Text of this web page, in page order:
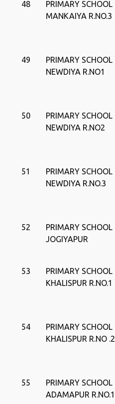
48
PRIMARY SCHOOL
MANKAIYA R.NO.3
49
PRIMARY SCHOOL
NEWDIYA R.NO1
50
PRIMARY SCHOOL
NEWDIYA R.NO2
51
PRIMARY SCHOOL
NEWDIYA R.NO.3
52
PRIMARY SCHOOL
JOGIYAPUR
53
PRIMARY SCHOOL
KHALISPUR R.NO.1
54
PRIMARY SCHOOL
KHALISPUR R.NO .2
55
PRIMARY SCHOOL
ADAMAPUR R.NO.1